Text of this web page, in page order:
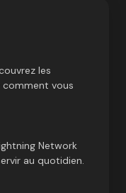
les
comment vous
Network
au quotidien.